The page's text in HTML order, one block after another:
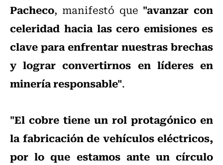
Pacheco, manifestó que "avanzar con
celeridad hacia las cero emisiones es
clave para enfrentar nuestras brechas
y lograr convertirnos en líderes en
minería responsable".
"El cobre tiene un rol protagónico en
la fabricación de vehículos eléctricos,
por lo que estamos ante un círculo